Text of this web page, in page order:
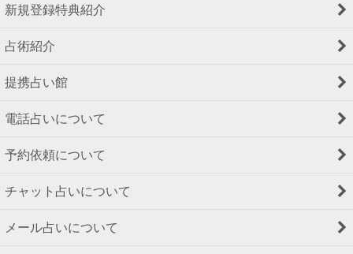
新規登録特典紹介
占術紹介
提携占い館
電話占いについて
予約依頼について
チャット占いについて
メール占いについて